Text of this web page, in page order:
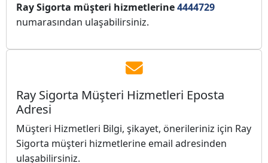
Ray Sigorta müşteri hizmetlerine4444729
numarasından ulaşabilirsiniz.
Ray Sigorta Müşteri Hizmetleri Eposta
Adresi
Müşteri Hizmetleri Bilgi, şikayet, önerileriniz için Ray
Sigorta müşteri hizmetlerine email adresinden
ulaşabilirsiniz.